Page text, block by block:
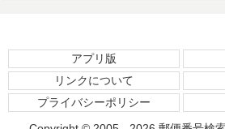
アプリ版
リンクについて
プライバシーポリシー